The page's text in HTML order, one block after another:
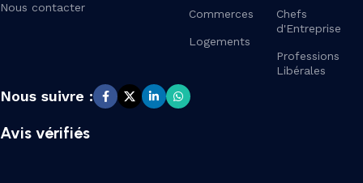
Nous contacter Commerces
Logements
Chefs
d'Entreprise
Professions
Libérales
Nous suivre :
Avis vérifiés